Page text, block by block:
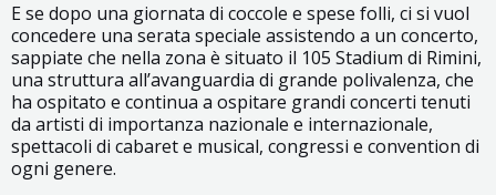
E se dopo una giornata di coccole e spese folli, ci si vuol
concedere una serata speciale assistendo a un concerto,
sappiate che nella zona è situato il 105 Stadium di Rimini,
una struttura all’avanguardia di grande polivalenza, che
ha ospitato e continua a ospitare grandi concerti tenuti
da artisti di importanza nazionale e internazionale,
spettacoli di cabaret e musical, congressi e convention di
ogni genere.